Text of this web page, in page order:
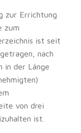
zur Errichtung
zum
ist seit
nach
in der Länge
von drei
ist.